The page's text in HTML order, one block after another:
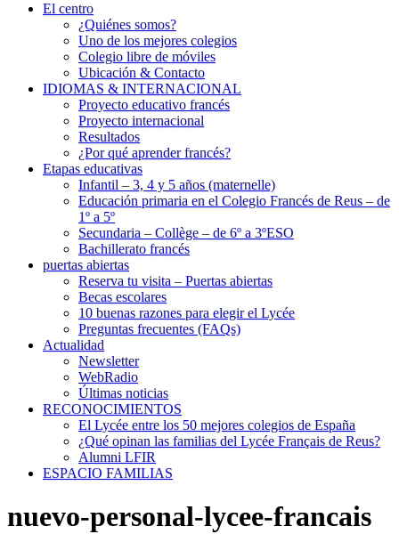
El centro
¿Quiénes somos?
Uno de los mejores colegios
Colegio libre de móviles
Ubicación & Contacto
IDIOMAS & INTERNACIONAL
Proyecto educativo francés
Proyecto internacional
Resultados
¿Por qué aprender francés?
Etapas educativas
Infantil – 3, 4 y 5 años (maternelle)
Educación primaria en el Colegio Francés de Reus – de
1º a 5º
Secundaria – Collège – de 6º a 3ºESO
Bachillerato francés
puertas abiertas
Reserva tu visita – Puertas abiertas
Becas escolares
10 buenas razones para elegir el Lycée
Preguntas frecuentes (FAQs)
Actualidad
Newsletter
WebRadio
Últimas noticias
RECONOCIMIENTOS
El Lycée entre los 50 mejores colegios de España
¿Qué opinan las familias del Lycée Français de Reus?
Alumni LFIR
ESPACIO FAMILIAS
nuevo-personal-lycee-francais